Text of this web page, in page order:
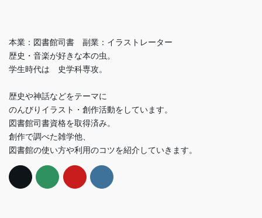
本業：図書館司書 副業：イラストレーター
歴史・音楽が好きな本の虫。
学生時代は 史学科専攻。
歴史や神話などをテーマに
のんびりイラスト・創作活動をしています。
図書館司書資格を取得済み。
創作で調べた雑学他、
図書館の使い方や利用のコツを紹介していきます。